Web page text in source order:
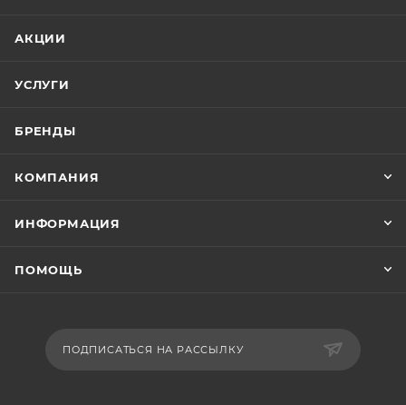
АКЦИИ
УСЛУГИ
БРЕНДЫ
КОМПАНИЯ
ИНФОРМАЦИЯ
ПОМОЩЬ
ПОДПИСАТЬСЯ НА РАССЫЛКУ